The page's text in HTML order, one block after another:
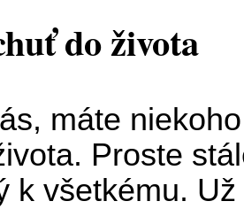
do života
máte
Proste
k všetkému.